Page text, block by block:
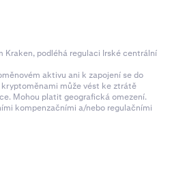
Kraken, podléhá regulaci Irské centrální
aktivu ani k zapojení se do
může vést ke ztrátě
Mohou platit geografická omezení.
kompenzačními a/nebo regulačními